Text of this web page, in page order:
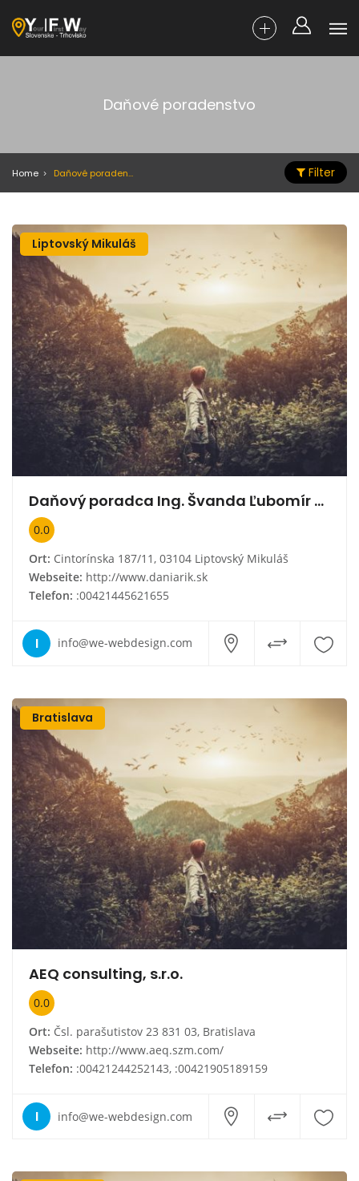
Daňové poradenstvo
Home Daňové poradenstvo Filter
Liptovský Mikuláš
Daňový poradca Ing. Švanda Ľubomír DANIARIK
0.0
Ort: Cintorínska 187/11, 03104 Liptovský Mikuláš
Webseite: http://www.daniarik.sk
Telefon: :00421445621655
I info@we-webdesign.com
Bratislava
AEQ consulting, s.r.o.
0.0
Ort: Čsl. parašutistov 23 831 03, Bratislava
Webseite: http://www.aeq.szm.com/
Telefon: :00421244252143, :00421905189159
I info@we-webdesign.com